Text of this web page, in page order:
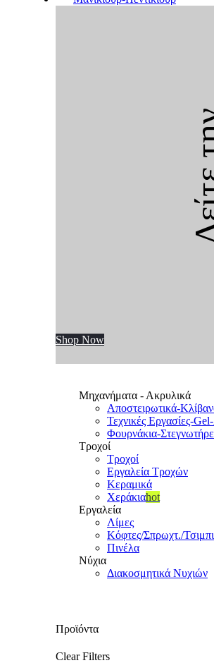
Shop Now
Μηχανήματα - Ακρυλικά
Αποστειρωτικά-
Τεχνικές Εργασίες-
Φουρνάκια-
Τροχοί
Τροχοί
Εργαλεία Τροχών
Κεραμικά
Χεράκιαhot
Εργαλεία
Λίμες
Κόφτες/Σπρωχτ./
Πινέλα
Νύχια
Διακοσμητικά Νυχιών
Προϊόντα
Clear Filters